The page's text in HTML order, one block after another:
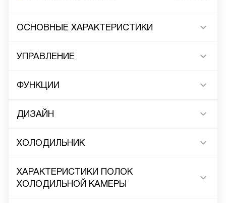
ОСНОВНЫЕ ХАРАКТЕРИСТИКИ
УПРАВЛЕНИЕ
ФУНКЦИИ
ДИЗАЙН
ХОЛОДИЛЬНИК
ХАРАКТЕРИСТИКИ ПОЛОК
ХОЛОДИЛЬНОЙ КАМЕРЫ